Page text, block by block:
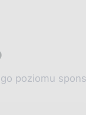
poziomu